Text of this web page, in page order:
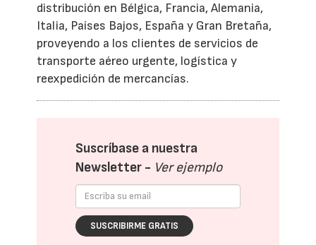
distribución en Bélgica, Francia, Alemania,
Italia, Países Bajos, España y Gran Bretaña,
proveyendo a los clientes de servicios de
transporte aéreo urgente, logística y
reexpedición de mercancías.
Suscríbase a nuestra
Newsletter - Ver ejemplo
SUSCRIBIRME GRATIS